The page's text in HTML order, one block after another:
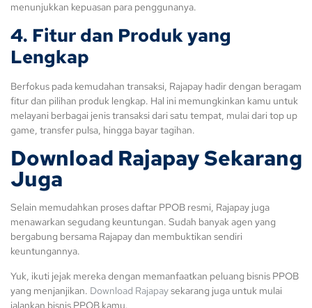
menunjukkan kepuasan para penggunanya.
4. Fitur dan Produk yang
Lengkap
Berfokus pada kemudahan transaksi, Rajapay hadir dengan beragam
fitur dan pilihan produk lengkap. Hal ini memungkinkan kamu untuk
melayani berbagai jenis transaksi dari satu tempat, mulai dari top up
game, transfer pulsa, hingga bayar tagihan.
Download Rajapay Sekarang
Juga
Selain memudahkan proses daftar PPOB resmi, Rajapay juga
menawarkan segudang keuntungan. Sudah banyak agen yang
bergabung bersama Rajapay dan membuktikan sendiri
keuntungannya.
Yuk, ikuti jejak mereka dengan memanfaatkan peluang bisnis PPOB
yang menjanjikan. Download Rajapaysekarang juga untuk mulai
jalankan bisnis PPOB kamu.